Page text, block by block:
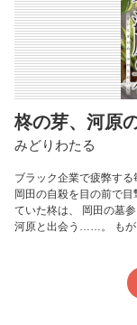
柊の芽、河原
みどりわたる
ブラック企業で疲弊する
岡⽥の⾃殺を⽬の前で
ていた柊は、 岡⽥の墓
河原と出会う……。 もが